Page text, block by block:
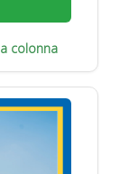
colonna